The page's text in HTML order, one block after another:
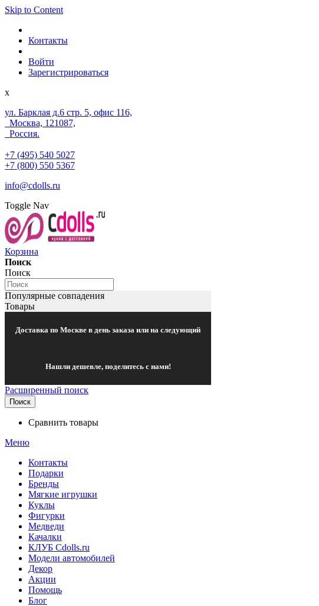
Skip to Content
Контакты
Войти
Зарегистрироваться
x
ул. Барклая д.6 стр. 5, офис 116,
Москва, 121087,
Россия.
+7 (495) 540 5027
+7 (800) 550 5367
info@cdolls.ru
Toggle Nav
Корзина
Поиск
Поиск
Популярные совпадения
Товары
Доставка по Москве в день заказа или на следующий
Нашли дешевле, поделитесь с нами!
Расширенный поиск
Поиск
Сравнить товары
Меню
Контакты
Подарки
Бренды
Мягкие игрушки
Куклы
Фигурки
Медведи
Качалки
КЛУБ Cdolls.ru
Модели автомобилей
Декор
Акции
Помощь
Блог